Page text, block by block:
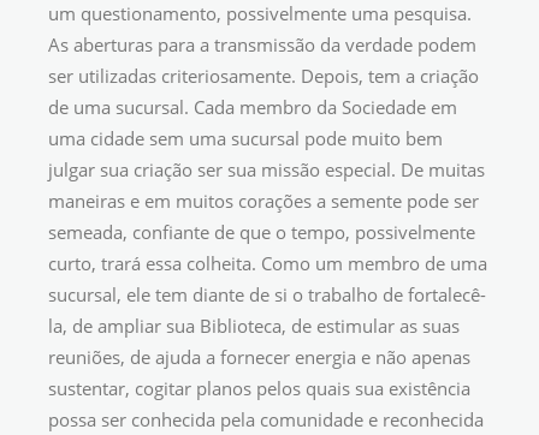
um questionamento, possivelmente uma pesquisa.
As aberturas para a transmissão da verdade podem
ser utilizadas criteriosamente. Depois, tem a criação
de uma sucursal. Cada membro da Sociedade em
uma cidade sem uma sucursal pode muito bem
julgar sua criação ser sua missão especial. De muitas
maneiras e em muitos corações a semente pode ser
semeada, confiante de que o tempo, possivelmente
curto, trará essa colheita. Como um membro de uma
sucursal, ele tem diante de si o trabalho de fortalecê-
la, de ampliar sua Biblioteca, de estimular as suas
reuniões, de ajuda a fornecer energia e não apenas
sustentar, cogitar planos pelos quais sua existência
possa ser conhecida pela comunidade e reconhecida